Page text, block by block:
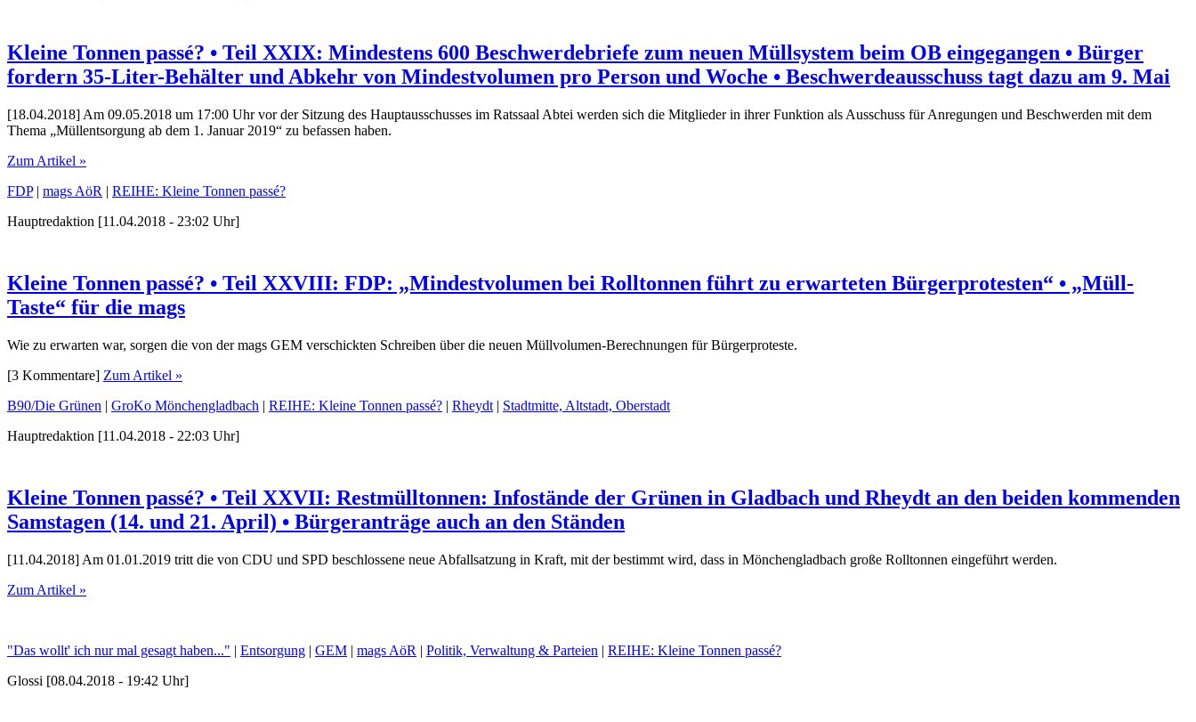
Kleine Tonnen passé? • Teil XXIX: Mindestens 600 Beschwerde­briefe zum neuen Müllsystem beim OB eingegangen • Bürger
fordern 35-Liter-Behälter und Abkehr von Mindestvolumen pro Person und Woche • Beschwerdeausschuss tagt dazu am 9. Mai
[18.04.2018] Am 09.05.2018 um 17:00 Uhr vor der Sitzung des Hauptausschusses im Ratssaal Abtei werden sich die Mitglieder in ihrer Funktion als Ausschuss für Anregungen und Beschwerden mit dem
Thema „Müllentsorgung ab dem 1. Januar 2019“ zu befassen haben.
Zum Artikel »
FDP| mags AöR | REIHE: Kleine Tonnen passé?
Hauptredaktion [11.04.2018 - 23:02 Uhr]
Kleine Tonnen passé? • Teil XXVIII: FDP: „Mindestvolumen bei Rolltonnen führt zu erwarteten Bürgerprotesten“ • „Müll-
Taste“ für die mags
Wie zu erwarten war, sorgen die von der mags GEM verschickten Schreiben über die neuen Müllvolumen-Berechnungen für Bürgerproteste.
[3 Kommentare] Zum Artikel »
B90/Die Grünen | GroKo Mönchengladbach | REIHE: Kleine Tonnen passé? | Rheydt | Stadtmitte, Altstadt, Oberstadt
Hauptredaktion [11.04.2018 - 22:03 Uhr]
Kleine Tonnen passé? • Teil XXVII: Restmülltonnen: Infostände der Grünen in Gladbach und Rheydt an den beiden kommenden
Samstagen (14. und 21. April) • Bürgeranträge auch an den Ständen
[11.04.2018] Am 01.01.2019 tritt die von CDU und SPD beschlossene neue Abfallsatzung in Kraft, mit der bestimmt wird, dass in Mönchengladbach große Rolltonnen eingeführt werden.
Zum Artikel »
"Das wollt' ich nur mal gesagt haben..." | Entsorgung | GEM | mags AöR | Politik, Verwaltung & Parteien | REIHE: Kleine Tonnen passé?
Glossi [08.04.2018 - 19:42 Uhr]